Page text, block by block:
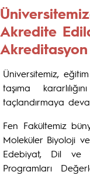
Akredite
Akreditasyon
Üniversitemiz,
taşıma
taçlandırmaya
Fen Fakültemiz
Moleküler Biyoloji
Edebiyat, Dil ve
Programları